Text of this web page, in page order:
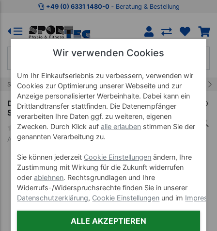
Zum Kaufbereich springen Zur Produktbeschreibung
+49 (0) 6331 1480-0 ‐ Beratung & Bestellung
Start Therapiebedarf Präparate 328/457
Desinfektionsmittelspender Eurospender
Safety plus, ohne Pumpe, 350/500 ml Flaschen
Art-Nr. 24425
Wir verwenden Cookies
Um Ihr Einkaufserlebnis zu verbessern, verwenden wir
Cookies zur Optimierung unserer Webseite und zur
Anzeige personalisierter Werbeinhalte. Dabei kann ein
Drittlandtransfer stattfinden. Die Datenempfänger
verarbeiten Ihre Daten ggf. zu weiteren, eigenen
Zwecken. Durch Klick aufalle erlauben stimmen Sie der
genannten Verarbeitung zu.
Sie können jederzeit Cookie Einstellungen ändern, Ihre
Zustimmung mit Wirkung für die Zukunft widerrufen
oderablehnen. Rechtsgrundlagen und Ihre
Widerrufs-/Widerspruchsrechte finden Sie in unserer
Datenschutzerklärung, Cookie Einstellungen und im
ALLE AKZEPTIEREN